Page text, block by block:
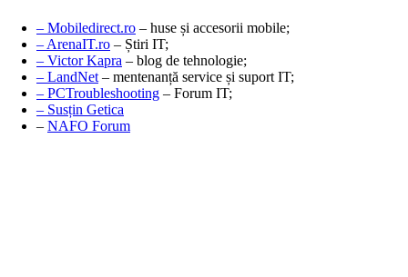
– Mobiledirect.ro – huse și accesorii mobile;
– ArenaIT.ro – Știri IT;
– Victor Kapra – blog de tehnologie;
– LandNet – mentenanță service și suport IT;
– PCTroubleshooting – Forum IT;
– Susțin Getica
– NAFO Forum